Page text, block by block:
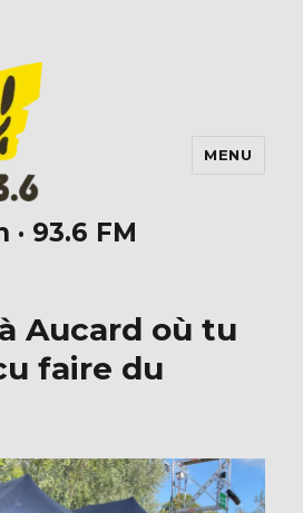
93.6 FM
MENU
Aucard où tu
faire du